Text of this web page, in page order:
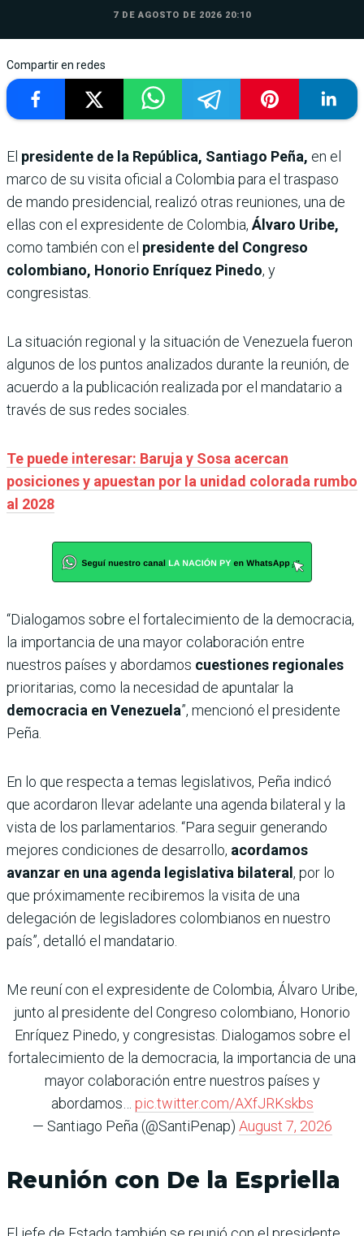
7 DE AGOSTO DE 2026 20:10
Compartir en redes
El presidente de la República, Santiago Peña, en el
marco de su visita oficial a Colombia para el traspaso
de mando presidencial, realizó otras reuniones, una de
ellas con el expresidente de Colombia, Álvaro Uribe,
como también con el presidente del Congreso
colombiano, Honorio Enríquez Pinedo, y
congresistas.
La situación regional y la situación de Venezuela fueron
algunos de los puntos analizados durante la reunión, de
acuerdo a la publicación realizada por el mandatario a
través de sus redes sociales.
Te puede interesar: Baruja y Sosa acercan
posiciones y apuestan por la unidad colorada rumbo
al 2028
“Dialogamos sobre el fortalecimiento de la democracia,
la importancia de una mayor colaboración entre
nuestros países y abordamos cuestiones regionales
prioritarias, como la necesidad de apuntalar la
democracia en Venezuela”, mencionó el presidente
Peña.
En lo que respecta a temas legislativos, Peña indicó
que acordaron llevar adelante una agenda bilateral y la
vista de los parlamentarios. “Para seguir generando
mejores condiciones de desarrollo, acordamos
avanzar en una agenda legislativa bilateral , por lo
que próximamente recibiremos la visita de una
delegación de legisladores colombianos en nuestro
país”, detalló el mandatario.
Me reuní con el expresidente de Colombia, Álvaro Uribe,
junto al presidente del Congreso colombiano, Honorio
Enríquez Pinedo, y congresistas. Dialogamos sobre el
fortalecimiento de la democracia, la importancia de una
mayor colaboración entre nuestros países y
abordamos… pic.twitter.com/AXfJRKskbs
— Santiago Peña (@SantiPenap) August 7, 2026
Reunión con De la Espriella